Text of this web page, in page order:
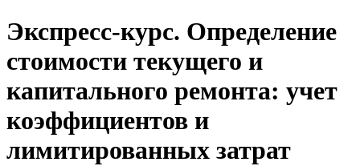
Экспресс-курс. Определение
стоимости текущего и
капитального ремонта: учет
коэффициентов и
лимитированных затрат